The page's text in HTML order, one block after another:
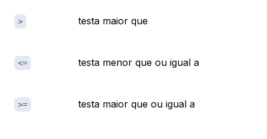
> testa maior que
<= testa menor que ou igual a
>= testa maior que ou igual a